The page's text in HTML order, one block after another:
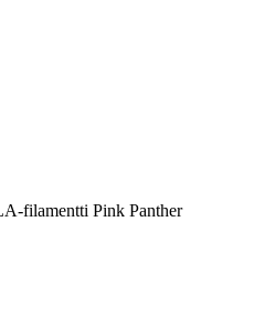
filamentti Pink Panther